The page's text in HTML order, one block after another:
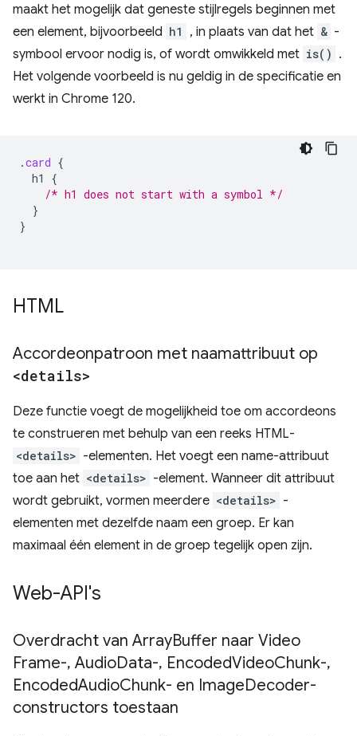
maakt het mogelijk dat geneste stijlregels beginnen met
een element, bijvoorbeeld h1 , in plaats van dat het & -
symbool ervoor nodig is, of wordt omwikkeld met is() .
Het volgende voorbeeld is nu geldig in de specificatie en
werkt in Chrome 120.
.card {
h1
{
/* h1 does not start with a symbol */
}
}
HTML
Accordeonpatroon met naamattribuut op
<details>
Deze functie voegt de mogelijkheid toe om accordeons
te construeren met behulp van een reeks HTML-
<details> -elementen. Het voegt een name-attribuut
toe aan het <details> -element. Wanneer dit attribuut
wordt gebruikt, vormen meerdere <details> -
elementen met dezelfde naam een ​​groep. Er kan
maximaal één element in de groep tegelijk open zijn.
Web-API's
Overdracht van ArrayBuffer naar Video
Frame-, AudioData-, EncodedVideoChunk-,
EncodedAudioChunk- en ImageDecoder-
constructors toestaan